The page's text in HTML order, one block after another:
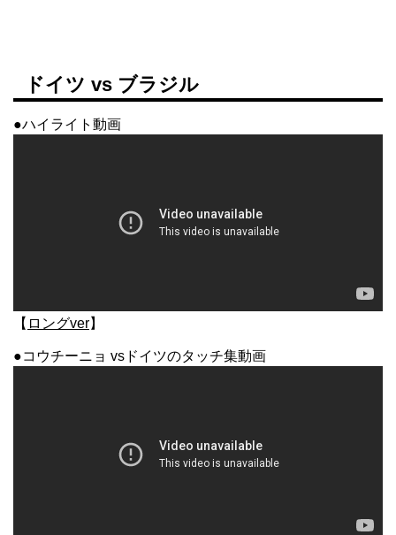
ドイツ vs ブラジル
●ハイライト動画
【 ロングver】
●コウチーニョ vsドイツのタッチ集動画